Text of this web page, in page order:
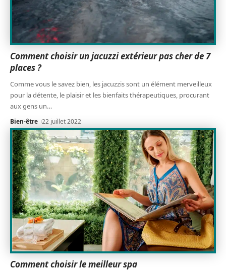
Comment choisir un jacuzzi extérieur pas cher de 7
places ?
Comme vous le savez bien, les jacuzzis sont un élément merveilleux
pour la détente, le plaisir et les bienfaits thérapeutiques, procurant
aux gens un…
Bien-être 22 juillet 2022
Comment choisir le meilleur spa